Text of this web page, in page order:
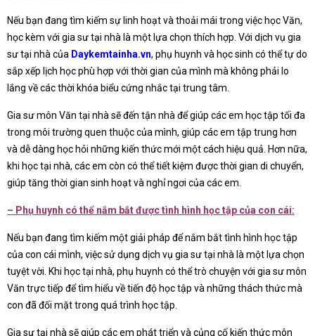
Nếu bạn đang tìm kiếm sự linh hoạt và thoải mái trong việc học Văn,
học kèm với gia sư tại nhà là một lựa chọn thích hợp. Với dịch vụ gia
sư tại nhà của Daykemtainha.vn, phụ huynh và học sinh có thể tự do
sắp xếp lịch học phù hợp với thời gian của mình mà không phải lo
lắng về các thời khóa biểu cứng nhắc tại trung tâm.
Gia sư môn Văn tại nhà sẽ đến tận nhà để giúp các em học tập tối đa
trong môi trường quen thuộc của mình, giúp các em tập trung hơn
và dễ dàng học hỏi những kiến thức mới một cách hiệu quả. Hơn nữa,
khi học tại nhà, các em còn có thể tiết kiệm được thời gian di chuyển,
giúp tăng thời gian sinh hoạt và nghỉ ngơi của các em.
– Phụ huynh có thể nắm bắt được tình hình học tập của con cái:
Nếu bạn đang tìm kiếm một giải pháp để nắm bắt tình hình học tập
của con cái mình, việc sử dụng dịch vụ gia sư tại nhà là một lựa chọn
tuyệt vời. Khi học tại nhà, phụ huynh có thể trò chuyện với gia sư môn
Văn trực tiếp để tìm hiểu về tiến độ học tập và những thách thức mà
con đã đối mặt trong quá trình học tập.
Gia sư tại nhà sẽ giúp các em phát triển và củng cố kiến thức môn